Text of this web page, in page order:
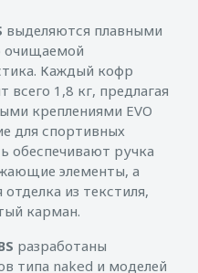
выделяются плавными
очищаемой
Каждый кофр
1,8 кг, предлагая
креплениями EVO
для спортивных
обеспечивают ручка
элементы, а
из текстиля,
карман.
разработаны
типа naked и моделей